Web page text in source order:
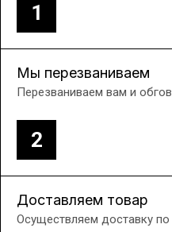
1
2
Мы перезваниваем
Перезваниваем вам и
Доставляем товар
Осуществляем доставку